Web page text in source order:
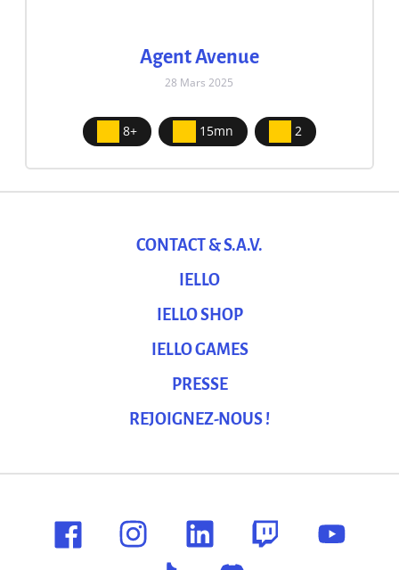
Agent Avenue
28 Mars 2025
8+ 15mn 2
CONTACT & S.A.V.
IELLO
IELLO SHOP
IELLO GAMES
PRESSE
REJOIGNEZ-NOUS !